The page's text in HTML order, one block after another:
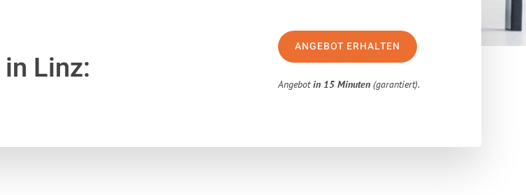
in Linz:
ANGEBOT ERHALTEN
Angebotin 15 Minuten (garantiert).